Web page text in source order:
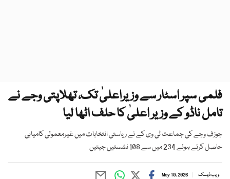
فلمی سپر اسٹار سے وزیراعلیٰ تک، تھلاپتی وجے نے
تامل ناڈو کے وزیر اعلیٰ کا حلف اٹھا لیا
جوزف وجے کی جماعت ٹی وی کے نے ریاستی انتخابات میں غیرمعمولی کامیابی
حاصل کرتے ہوئے 234 میں سے 108 نشستیں جیتیں
ویب ڈیسک May 10, 2026